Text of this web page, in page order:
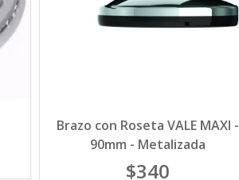
Brazo con Roseta VALE MAXI -
90mm - Metalizada
$340